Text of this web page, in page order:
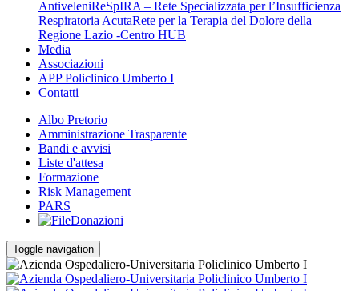
AntiveleniReSpIRA – Rete Specializzata per l’Insufficienza
Respiratoria AcutaRete per la Terapia del Dolore della
Regione Lazio -Centro HUB
Media
Associazioni
APP Policlinico Umberto I
Contatti
Albo Pretorio
Amministrazione Trasparente
Bandi e avvisi
Liste d'attesa
Formazione
Risk Management
PARS
Donazioni
Toggle navigation